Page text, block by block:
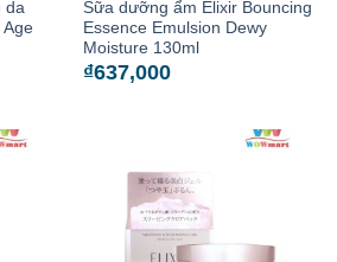
da
Age
Sữa dưỡng ẩm Elixir Bouncing
Essence Emulsion Dewy
Moisture 130ml
₫637,000